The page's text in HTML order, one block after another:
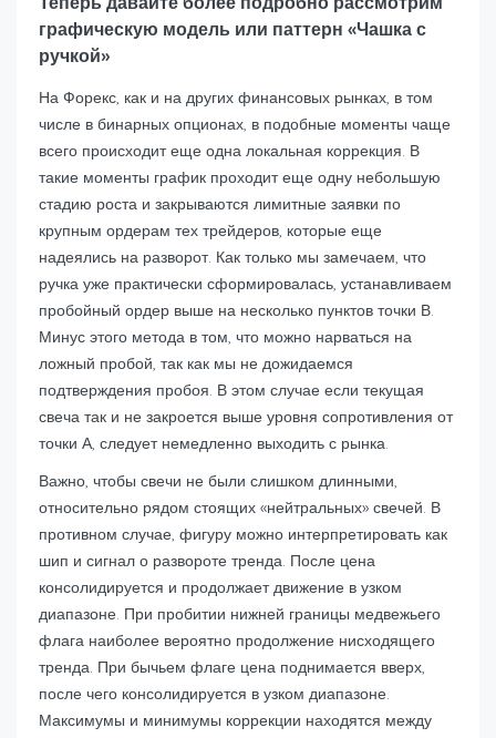
графическую модель или паттерн «Чашка с
ручкой»
На Форекс, как и на других финансовых рынках, в том
числе в бинарных опционах, в подобные моменты чаще
всего происходит еще одна локальная коррекция. В
такие моменты график проходит еще одну небольшую
стадию роста и закрываются лимитные заявки по
крупным ордерам тех трейдеров, которые еще
надеялись на разворот. Как только мы замечаем, что
ручка уже практически сформировалась, устанавливаем
пробойный ордер выше на несколько пунктов точки В.
Минус этого метода в том, что можно нарваться на
ложный пробой, так как мы не дожидаемся
подтверждения пробоя. В этом случае если текущая
свеча так и не закроется выше уровня сопротивления от
точки А, следует немедленно выходить с рынка.
Важно, чтобы свечи не были слишком длинными,
относительно рядом стоящих «нейтральных» свечей. В
противном случае, фигуру можно интерпретировать как
шип и сигнал о развороте тренда. После цена
консолидируется и продолжает движение в узком
диапазоне. При пробитии нижней границы медвежьего
флага наиболее вероятно продолжение нисходящего
тренда. При бычьем флаге цена поднимается вверх,
после чего консолидируется в узком диапазоне.
Максимумы и минимумы коррекции находятся между